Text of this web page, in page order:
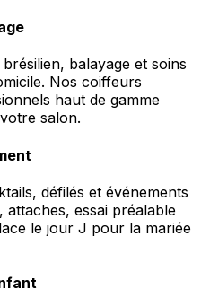
balayage et soins
Nos coiffeurs
haut de gamme
salon.
défilés et événements
attaches, essai préalable
le jour J pour la mariée